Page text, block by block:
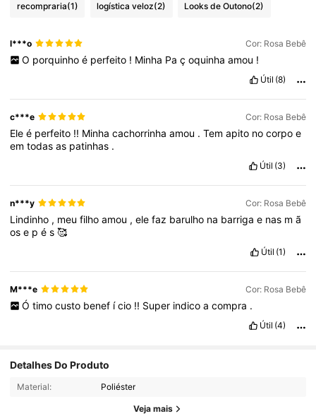
recompraria(1) logística veloz(2) Looks de Outono(2)
l***o Cor: Rosa Bebê
O porquinho é perfeito ! Minha Pa ç oquinha amou !
Útil (8)
c***e Cor: Rosa Bebê
Eleé perfeito !! Minhacachorrinhaamou .Temapito nocorpoe
emtodasas patinhas .
Útil (3)
n***y Cor: Rosa Bebê
Lindinho , meufilhoamou ,elefaz barulho na barrigae nas mã
ose pés🥰
Útil (1)
M***e Cor: Rosa Bebê
Ó timo custo benef ício !! Super indico a compra .
Útil (4)
Detalhes Do Produto
Material: Poliéster
Veja mais
4,87 818 Seguidores
818 Seguidores